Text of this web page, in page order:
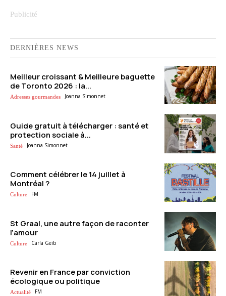
DERNIÈRES NEWS
Meilleur croissant & Meilleure baguette
de Toronto 2026 : la...
Adresses gourmandes Joanna Simonnet
Guide gratuit à télécharger : santé et
protection sociale à...
Santé Joanna Simonnet
Comment célébrer le 14 juillet à
Montréal ?
Culture FM
St Graal, une autre façon de raconter
l’amour
Culture Carla Geib
Revenir en France par conviction
écologique ou politique
Actualité FM